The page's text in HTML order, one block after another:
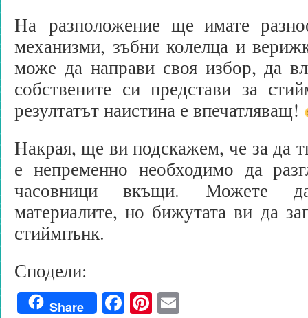
На разположение ще имате
механизми, зъбни колелца и
може да направи своя избор, да
собствените си представи за
резултатът наистина е впечатляващ!
Накрая, ще ви подскажем, че за да
е непременно необходимо да
часовници вкъщи. Можете
материалите, но бижутата ви да
стиймпънк.
Сподели:
Share Facebook
Pinterest